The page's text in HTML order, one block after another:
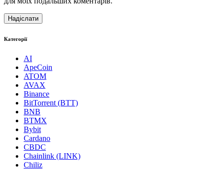
Категорії
AI
ApeCoin
ATOM
AVAX
Binance
BitTorrent (BTT)
BNB
BTMX
Bybit
Cardano
CBDC
Chainlink (LINK)
Chiliz